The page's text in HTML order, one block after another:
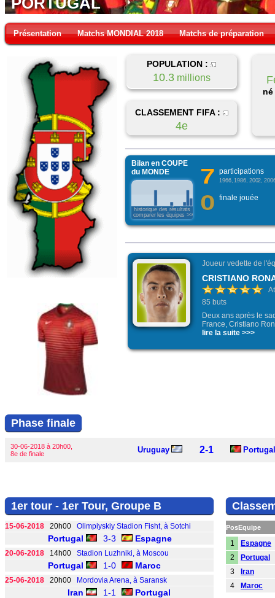
Présentation Matchs MONDIAL 2018 Matchs de préparation
POPULATION :
10.3millions
CLASSEMENT FIFA :
4e
Bilan en COUPE
du MONDE
historique des résultats
comparer les équipes >>>
7 participations
1966, 1986, 2002,
0 finale jouée
Joueur vedette de
CRISTIANO
85 buts
Deux ans après le
France, Cristiano
lire la suite >>>
Phase finale
30-06-2018 à 20h00,
8e de finale
Uruguay 2-1 Portugal
1er tour - 1er Tour, Groupe B
15-06-2018 20h00 Olimpiyskiy Stadion Fisht, à Sotchi
Portugal 3-3 Espagne
20-06-2018 14h00 Stadion Luzhniki, à Moscou
Portugal 1-0 Maroc
25-06-2018 20h00 Mordovia Arena, à Saransk
Iran 1-1 Portugal
PosEquipe
1
Espagne
2
Portugal
3
Iran
4
Maroc